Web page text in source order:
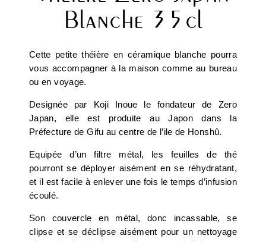
Blanche 35cl
Cette petite théière en céramique blanche pourra
vous accompagner à la maison comme au bureau
ou en voyage.
Designée par Koji Inoue le fondateur de Zero
Japan, elle est produite au Japon dans la
Préfecture de Gifu au centre de l’ile de Honshû.
Equipée d’un filtre métal, les feuilles de thé
pourront se déployer aisément en se réhydratant,
et il est facile à enlever une fois le temps d’infusion
écoulé.
Son couvercle en métal, donc incassable, se
clipse et se déclipse aisément pour un nettoyage